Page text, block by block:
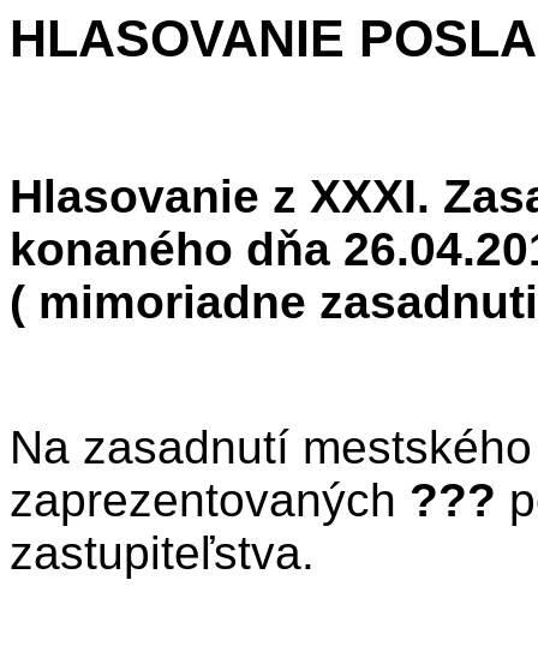
HLASOVANIE
Hlasovanie z XXXI.
konaného dňa
( mimoriadne
Na zasadnutí
zaprezentovaných ???
zastupiteľstva.